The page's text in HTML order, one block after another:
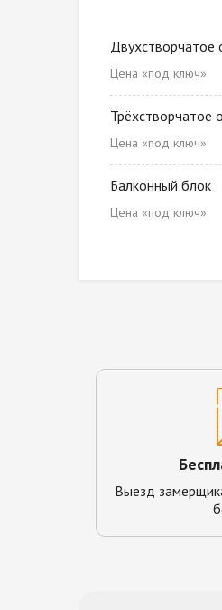
Двухстворчатое
Цена «под ключ»
Трёхстворчатое
Цена «под ключ»
Балконный блок
Цена «под ключ»
Выезд